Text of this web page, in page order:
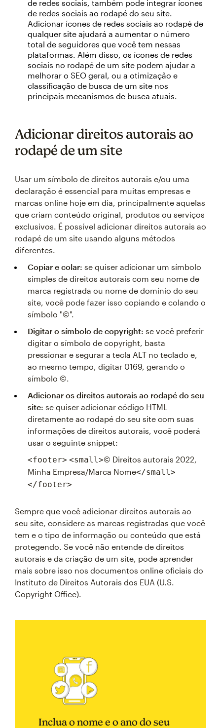
de redes sociais, também pode integrar ícones
de redes sociais ao rodapé do seu site.
Adicionar ícones de redes sociais ao rodapé de
qualquer site ajudará a aumentar o número
total de seguidores que você tem nessas
plataformas. Além disso, os ícones de redes
sociais no rodapé de um site podem ajudar a
melhorar o SEO geral, ou a otimização e
classificação de busca de um site nos
principais mecanismos de busca atuais.
Adicionar direitos autorais ao
rodapé de um site
Usar um símbolo de direitos autorais e/ou uma
declaração é essencial para muitas empresas e
marcas online hoje em dia, principalmente aquelas
que criam conteúdo original, produtos ou serviços
exclusivos. É possível adicionar direitos autorais ao
rodapé de um site usando alguns métodos
diferentes.
Copiar e colar: se quiser adicionar um símbolo
simples de direitos autorais com seu nome de
marca registrada ou nome de domínio do seu
site, você pode fazer isso copiando e colando o
símbolo "©".
Digitar o símbolo de copyright: se você preferir
digitar o símbolo de copyright, basta
pressionar e segurar a tecla ALT no teclado e,
ao mesmo tempo, digitar 0169, gerando o
símbolo ©.
Adicionar os direitos autorais ao rodapé do seu
site: se quiser adicionar código HTML
diretamente ao rodapé do seu site com suas
informações de direitos autorais, você poderá
usar o seguinte snippet:
<footer> <small>© Direitos autorais 2022,
Minha Empresa/Marca Nome</small>
</footer>
Sempre que você adicionar direitos autorais ao
seu site, considere as marcas registradas que você
tem e o tipo de informação ou conteúdo que está
protegendo. Se você não entende de direitos
autorais e da criação de um site, pode aprender
mais sobre isso nos documentos online oficiais do
Instituto de Direitos Autorais dos EUA (U.S.
Copyright Office).
Inclua o nome e o ano do seu